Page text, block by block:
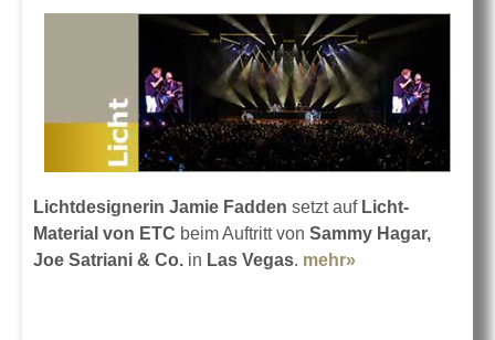
Lichtdesignerin Jamie Fadden setzt auf Licht-
Material von ETC beim Auftritt von Sammy Hagar,
Joe Satriani & Co. in Las Vegas. mehr»